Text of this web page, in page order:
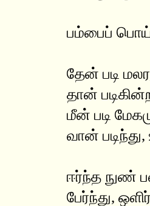
பம்பைப்
தேன் படி
தான்
மீன் படி
வான்
ஈர்ந்த நுண்
பேர்ந்து,